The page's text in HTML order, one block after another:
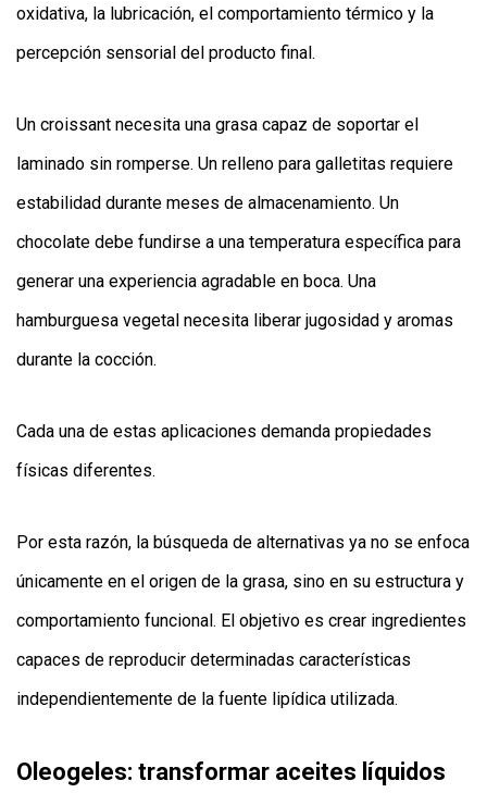
oxidativa, la lubricación, el comportamiento térmico y la
percepción sensorial del producto final.
Un croissant necesita una grasa capaz de soportar el
laminado sin romperse. Un relleno para galletitas requiere
estabilidad durante meses de almacenamiento. Un
chocolate debe fundirse a una temperatura específica para
generar una experiencia agradable en boca. Una
hamburguesa vegetal necesita liberar jugosidad y aromas
durante la cocción.
Cada una de estas aplicaciones demanda propiedades
físicas diferentes.
Por esta razón, la búsqueda de alternativas ya no se enfoca
únicamente en el origen de la grasa, sino en su estructura y
comportamiento funcional. El objetivo es crear ingredientes
capaces de reproducir determinadas características
independientemente de la fuente lipídica utilizada.
Oleogeles: transformar aceites líquidos